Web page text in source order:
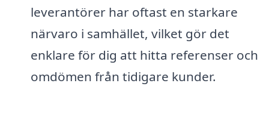
leverantörer har oftast en starkare
närvaro i samhället, vilket gör det
enklare för dig att hitta referenser och
omdömen från tidigare kunder.